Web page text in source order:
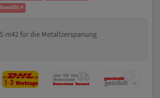
⭐
m42 für die Metallzerspanung